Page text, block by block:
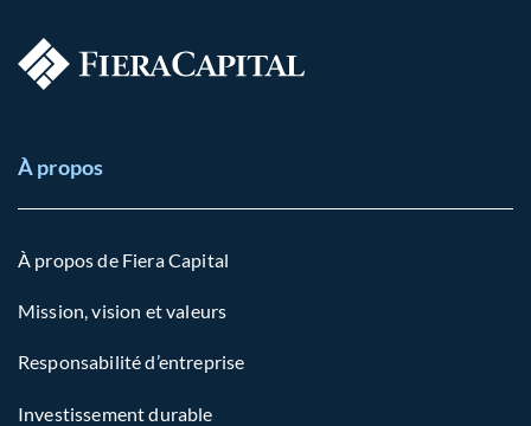
À propos
À propos de Fiera Capital
Mission, vision et valeurs
Responsabilité d’entreprise
Investissement durable